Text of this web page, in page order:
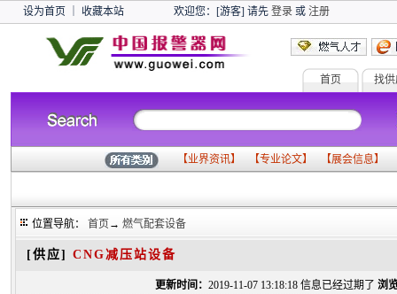
设为首页 收藏本站 欢迎您：[游客] 请先 登录或 注册
首页 找供
【业界资讯】 【专业论文】 【展会信息】
位置导航： 首页 → 燃气配套设备
[供应] CNG减压站设备
更新时间： 2019-11-07 13:18:18 信息已经过期了 浏